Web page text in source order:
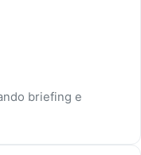
briefing e